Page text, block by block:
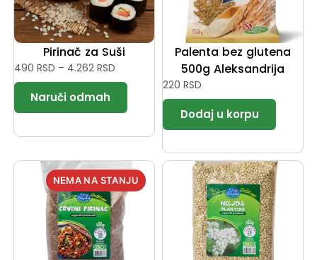
Pirinač za Suši
490 RSD – 4.262 RSD
Palenta bez glutena
500g Aleksandrija
220 RSD